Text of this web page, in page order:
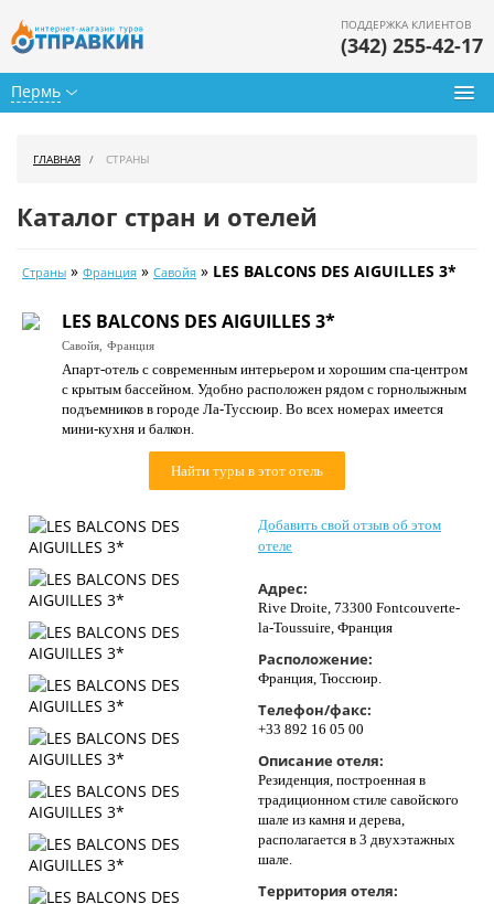
Пермь
ПОДДЕРЖКА КЛИЕНТОВ
(342) 255-42-17
Календарь туров
Цены дня
Страны
Как купить
Контакты
ГЛАВНАЯ СТРАНЫ
Каталог стран и отелей
Страны » Франция » Савойя » LES BALCONS DES AIGUILLES 3*
LES BALCONS DES AIGUILLES 3*
Савойя, Франция
Апарт-отель с современным интерьером и хорошим спа-центром
с крытым бассейном. Удобно расположен рядом с горнолыжным
подъемников в городе Ла-Туссюир. Во всех номерах имеется
мини-кухня и балкон.
Найти туры в этот отель
Добавить свой отзыв об этом
отеле
Адрес:
Rive Droite, 73300 Fontcouverte-
la-Toussuire, Франция
Расположение:
Франция, Тюссюир.
Телефон/факс:
+33 892 16 05 00
Описание отеля:
Резиденция, построенная в
традиционном стиле савойского
шале из камня и дерева,
располагается в 3 двухэтажных
шале.
Территория отеля: